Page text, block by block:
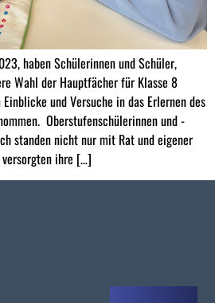
haben Schülerinnen und Schüler,
Wahl der Hauptfächer für Klasse 8
und Versuche in das Erlernen des
Oberstufenschülerinnen und -
standen nicht nur mit Rat und eigener
versorgten ihre […]